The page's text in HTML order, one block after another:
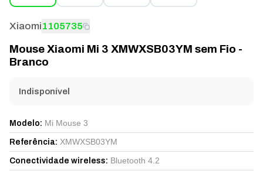
Xiaomi1105735
Mouse Xiaomi Mi 3 XMWXSB03YM sem Fio -
Branco
Indisponível
Modelo: Mi Mouse 3
Referência: XMWXSB03YM
Conectividade wireless: Bluetooth 4.2